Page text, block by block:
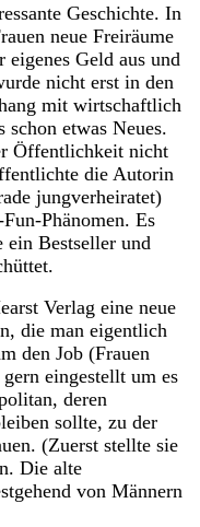
Geschichte. In
neue Freiräume
Geld aus und
nicht erst in den
mit wirtschaftlich
schon etwas Neues.
Öffentlichkeit nicht
die Autorin
jungverheiratet)
Phänomen. Es
ein Bestseller und
Verlag eine neue
die man eigentlich
den Job (Frauen
eingestellt um es
deren
sollte, zu der
(Zuerst stellte sie
Die alte
von Männern